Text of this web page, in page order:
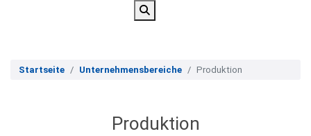
Startseite Unternehmensbereiche Produktion
Produktion